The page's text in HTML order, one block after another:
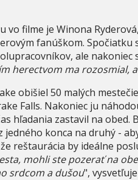
vo filme je Winona
fanúškom.
ale nakoniec
herectvom ma rozosmial,
obišiel 50 malých
Falls. Nakoniec ju
hľadania zastavil na obed.
jedného konca na druhý -
reštaurácia by ideálne
mohli ste pozerať na
srdcom a dušou",